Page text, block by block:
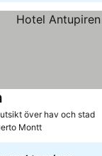
över hav och stad
Montt